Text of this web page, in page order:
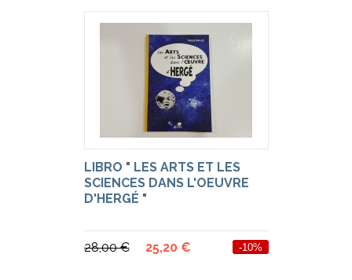
LIBRO " LES ARTS ET LES
SCIENCES DANS L'OEUVRE
D'HERGÉ "
28,00 € 25,20 € -10%